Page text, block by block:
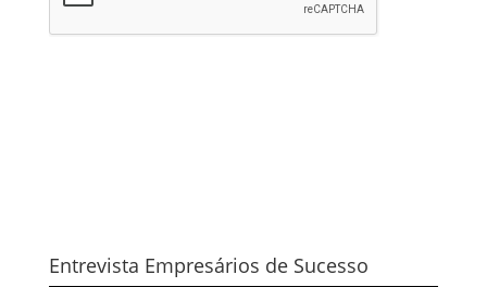
Entrevista Empresários de Sucesso